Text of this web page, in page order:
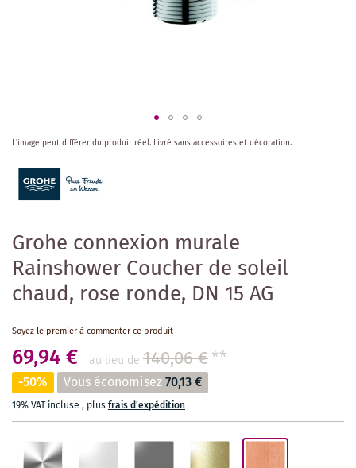
Grohe connexion murale
Rainshower Coucher de soleil
chaud, rose ronde, DN 15 AG
Soyez le premier à commenter ce produit
69,94 € au lieu de 140,06 €**
-50% Vous économisez70,13 €
19% VAT incluse , plusfrais d'expédition
Skip
the
beginning
of
images
gallery
L'image peut différer du produit réel. Livré sans accessoires et décoration.